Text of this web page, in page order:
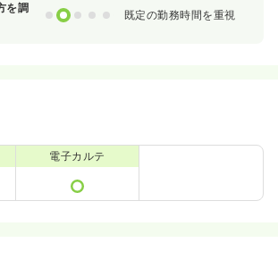
を調
0 1 2 3 4 既定の勤務時間を重視
電子カルテ